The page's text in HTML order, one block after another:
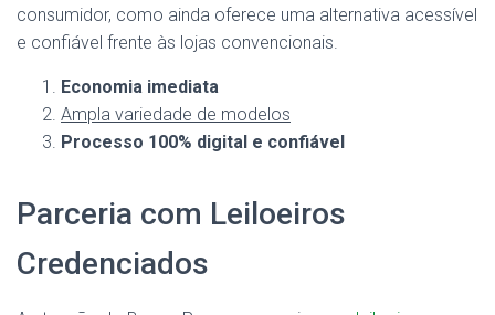
consumidor, como ainda oferece uma alternativa acessível
e confiável frente às lojas convencionais.
Economia imediata
Ampla variedade de modelos
Processo 100% digital e confiável
Parceria com Leiloeiros
Credenciados